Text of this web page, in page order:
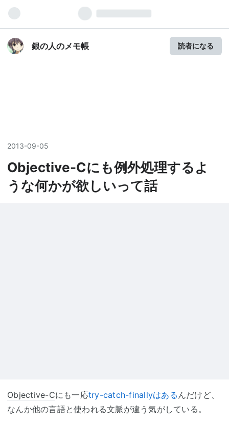
銀の人のメモ帳 読者になる
2013-09-05
Objective-Cにも例外処理するよ
うな何かが欲しいって話
Objective-Cにも一応try-catch-finallyはあるんだけど、
なんか他の言語と使われる文脈が違う気がしている。